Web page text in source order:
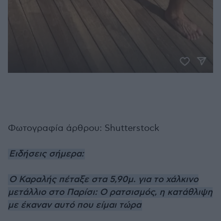
Φωτογραφία άρθρου: Shutterstock
Ειδήσεις σήμερα:
Ο Καραλής πέταξε στα 5,90μ. για το χάλκινο
μετάλλιο στο Παρίσι: Ο ρατσισμός, η κατάθλιψη
με έκαναν αυτό που είμαι τώρα